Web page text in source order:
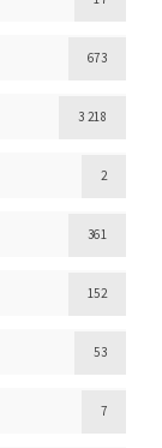
673
3 218
2
361
152
53
7